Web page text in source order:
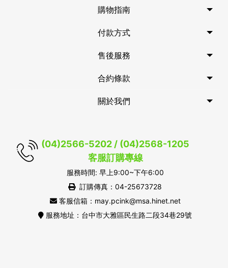
購物指南
付款方式
售後服務
合約條款
關於我們
(04)2566-5202 / (04)2568-1205
客服訂購專線
服務時間: 早上9:00~下午6:00
訂購傳真：04-25673728
客服信箱：may.pcink@msa.hinet.net
服務地址：台中市大雅區民生路二段34巷29號